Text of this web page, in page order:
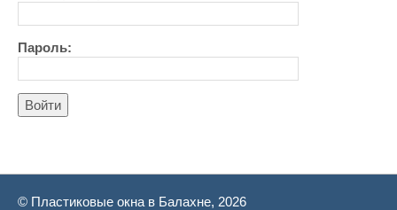
Пароль:
Войти
© Пластиковые окна в Балахне, 2026